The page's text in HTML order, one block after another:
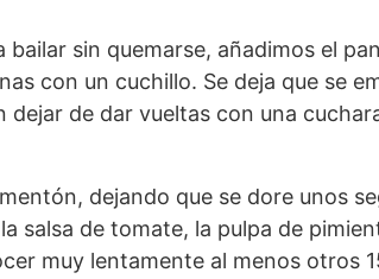
bailar sin quemarse, añadimos el
con un cuchillo. Se deja que se
dejar de dar vueltas con una
dejando que se dore unos
salsa de tomate, la pulpa de
muy lentamente al menos otros